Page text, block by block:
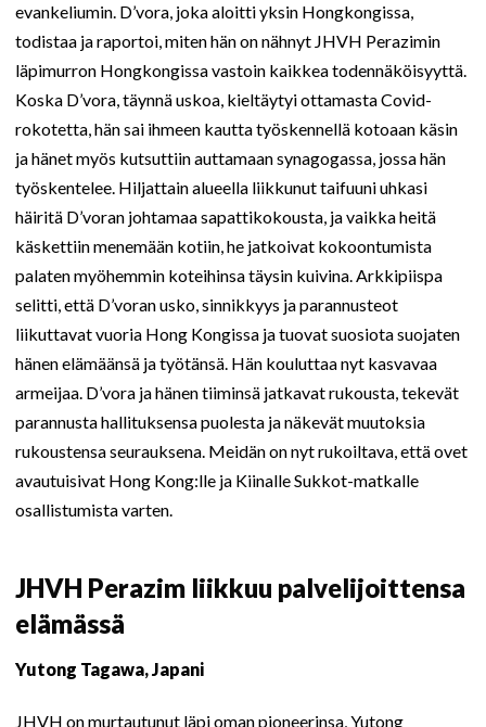
evankeliumin. D’vora, joka aloitti yksin Hongkongissa,
todistaa ja raportoi, miten hän on nähnyt JHVH Perazimin
läpimurron Hongkongissa vastoin kaikkea todennäköisyyttä.
Koska D’vora, täynnä uskoa, kieltäytyi ottamasta Covid-
rokotetta, hän sai ihmeen kautta työskennellä kotoaan käsin
ja hänet myös kutsuttiin auttamaan synagogassa, jossa hän
työskentelee. Hiljattain alueella liikkunut taifuuni uhkasi
häiritä D’voran johtamaa sapattikokousta, ja vaikka heitä
käskettiin menemään kotiin, he jatkoivat kokoontumista
palaten myöhemmin koteihinsa täysin kuivina. Arkkipiispa
selitti, että D’voran usko, sinnikkyys ja parannusteot
liikuttavat vuoria Hong Kongissa ja tuovat suosiota suojaten
hänen elämäänsä ja työtänsä. Hän kouluttaa nyt kasvavaa
armeijaa. D’vora ja hänen tiiminsä jatkavat rukousta, tekevät
parannusta hallituksensa puolesta ja näkevät muutoksia
rukoustensa seurauksena. Meidän on nyt rukoiltava, että ovet
avautuisivat Hong Kong:lle ja Kiinalle Sukkot-matkalle
osallistumista varten.
JHVH Perazim liikkuu palvelijoittensa
elämässä
Yutong Tagawa, Japani
JHVH on murtautunut läpi oman pioneerinsa, Yutong